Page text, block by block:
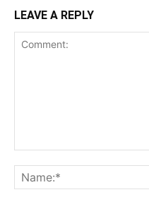
LEAVE A REPLY